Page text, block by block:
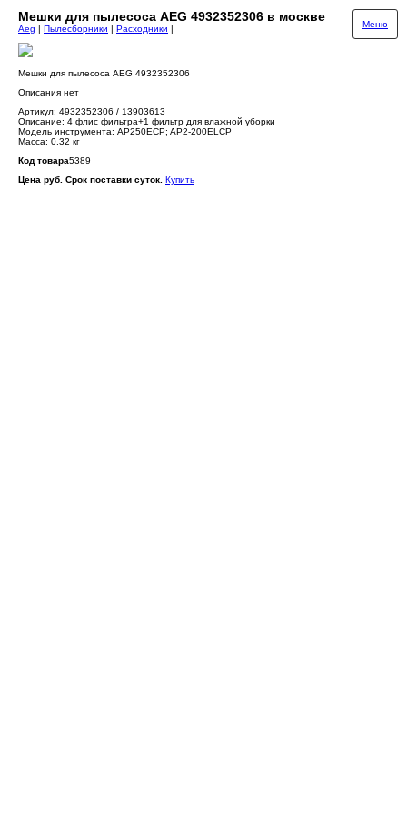
Мешки для пылесоса AEG 4932352306 в москве
Меню
Aeg | Пылесборники | Расходники |
Мешки для пылесоса AEG 4932352306
Описания нет
Артикул: 4932352306 / 13903613
Описание: 4 флис фильтра+1 фильтр для влажной уборки
Модель инструмента: AP250ECP; AP2-200ELCP
Масса: 0.32 кг
Код товара5389
Цена руб. Срок поставки суток. Купить